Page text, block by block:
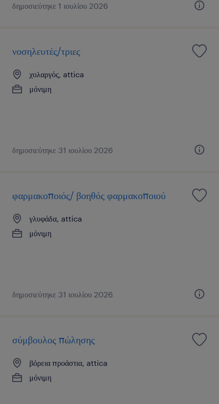
δημοσιεύτηκε 1 ιουλίου 2026
νοσηλευτές/τριες
χολαργός, attica
μόνιμη
δημοσιεύτηκε 31 ιουλίου 2026
φαρμακοποιός/ βοηθός φαρμακοποιού
γλυφάδα, attica
μόνιμη
δημοσιεύτηκε 31 ιουλίου 2026
σύμβουλος πώλησης
βόρεια προάστια, attica
μόνιμη